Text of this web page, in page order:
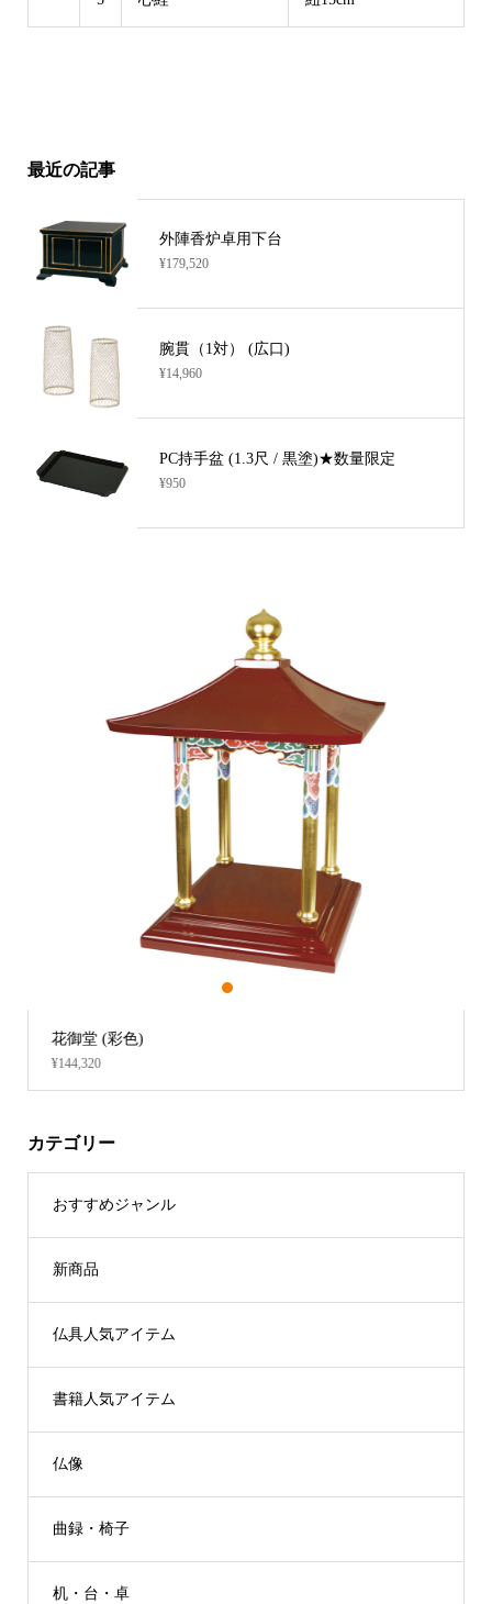
最近の記事
外陣香炉卓用下台
¥179,520
腕貫（1対） (広口)
¥14,960
PC持手盆 (1.3尺 / 黒塗)★数量限定
¥950
リン棒置台 小【 黒塗 】
¥9,152 ～ ¥10,560
1
カテゴリー
おすすめジャンル
新商品
仏具人気アイテム
書籍人気アイテム
仏像
曲録・椅子
机・台・卓